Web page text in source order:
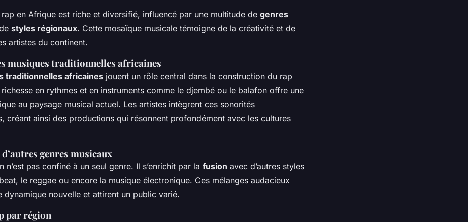
en Afrique est riche et diversifié, influencé par une multitude de genres
styles régionaux. Cette mosaïque musicale témoigne de la créativité et de
artistes du continent.
musiques traditionnelles africaines
traditionnelles africaines jouent un rôle central dans la construction du rap
en rythmes et en instruments comme le djembé ou le balafon offre une
au paysage musical actuel. Les artistes intègrent ces sonorités
créant ainsi des productions qui résonnent profondément avec les cultures
genres musicaux
n’est pas confiné à un seul genre. Il s’enrichit par la fusion avec d’autres styles
le reggae ou encore la musique électronique. Ces mélanges audacieux
dynamique nouvelle et attirent un public varié.
par région